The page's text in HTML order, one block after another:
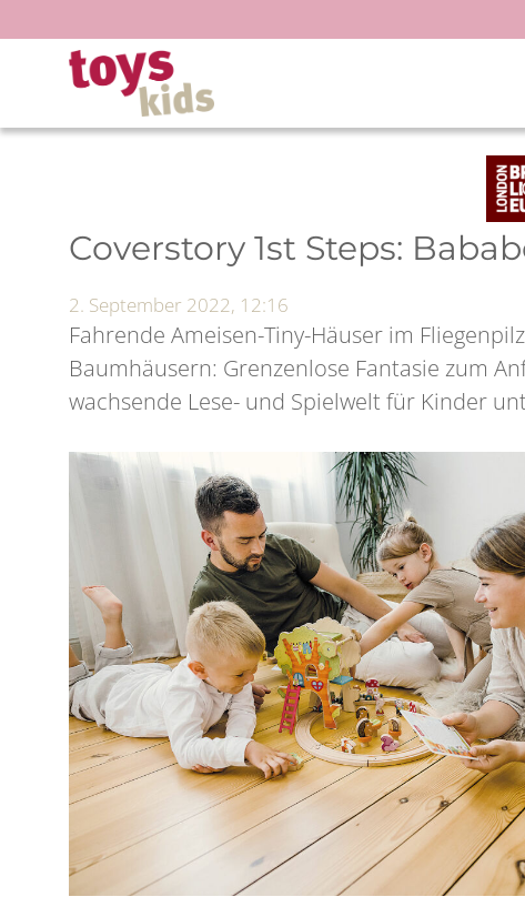
Inhalt
springen
Coverstory 1st Steps:
2. September 2022, 12:16
Fahrende Ameisen-Tiny-Häuser im
Baumhäusern: Grenzenlose Fantasie zum
wachsende Lese- und Spielwelt für Kinder